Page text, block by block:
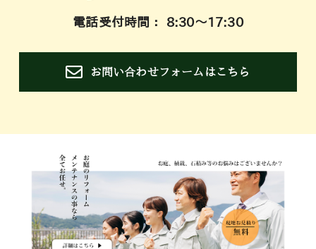
電話受付時間： 8:30～17:30
お問い合わせフォームはこちら